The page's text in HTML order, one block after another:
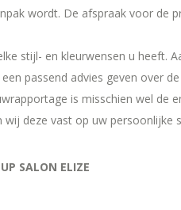
wordt. De afspraak voor de
stijl- en kleurwensen u heeft.
passend advies geven over
is misschien wel de
deze vast op uw persoonlijke
SALON ELIZE